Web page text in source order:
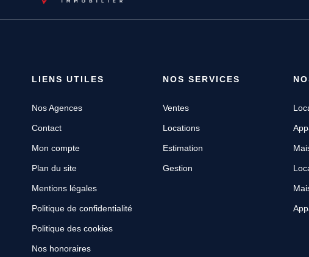
LIENS UTILES
Nos Agences
Contact
Mon compte
Plan du site
Mentions légales
Politique de confidentialité
Politique des cookies
Nos honoraires
NOS SERVICES
Ventes
Locations
Estimation
Gestion